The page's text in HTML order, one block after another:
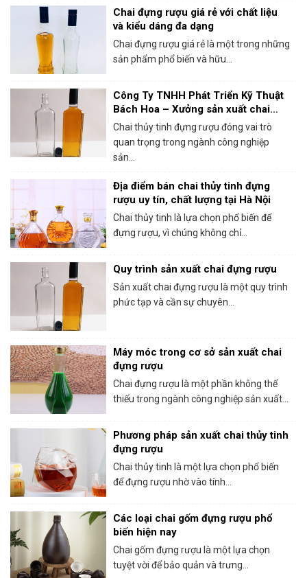
Chai đựng rượu giá rẻ với chất liệu
và kiểu dáng đa dạng
Chai đựng rượu giá rẻ là một trong những
sản phẩm phổ biến và hữu...
Công Ty TNHH Phát Triển Kỹ Thuật
Bách Hoa – Xưởng sản xuất chai
thủy tinh đựng rượu chất lượng
Chai thủy tinh đựng rượu đóng vai trò
quan trọng trong ngành công nghiệp
sản...
Địa điểm bán chai thủy tinh đựng
rượu uy tín, chất lượng tại Hà Nội
Chai thủy tinh là lựa chọn phổ biến để
đựng rượu, vì chúng không chỉ...
Quy trình sản xuất chai đựng rượu
Sản xuất chai đựng rượu là một quy trình
phức tạp và cần sự chuyên...
Máy móc trong cơ sở sản xuất chai
đựng rượu
Chai đựng rượu là một phần không thể
thiếu trong ngành công nghiệp sản xuất...
Phương pháp sản xuất chai thủy tinh
đựng rượu
Chai thủy tinh là một lựa chọn phổ biến
để đựng rượu nhờ vào tính...
Các loại chai gốm đựng rượu phổ
biến hiện nay
Chai gốm đựng rượu là một lựa chọn
tuyệt vời để bảo quản và trưng...